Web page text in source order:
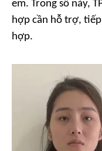
em. Trong số này,
hợp cần hỗ trợ,
hợp.